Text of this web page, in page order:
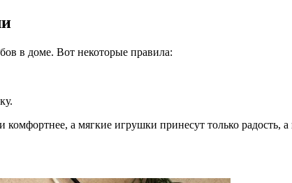
в доме. Вот некоторые правила:
а мягкие игрушки принесут только радость,